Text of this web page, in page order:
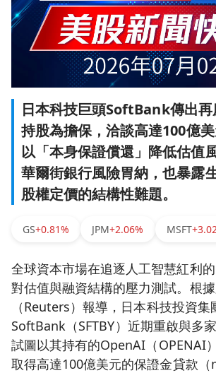
日本科技巨頭SoftBank傳出
持股為擔保，洽談高達100億
以「本身保證償還」降低估值
華爾街銀行風險胃納，也暴露
股權定價的結構性難題。
GS+0.81% JPM+2.06% MSFT
全球資本市場在追逐人工智慧紅利
對估值與融資結構的壓力測試。根
（Reuters）報導，日本科技投資集
SoftBank（SFTBY）近期重啟與多
試圖以其持有的OpenAI（OPENAI
取得高達100億美元的保證金貸款